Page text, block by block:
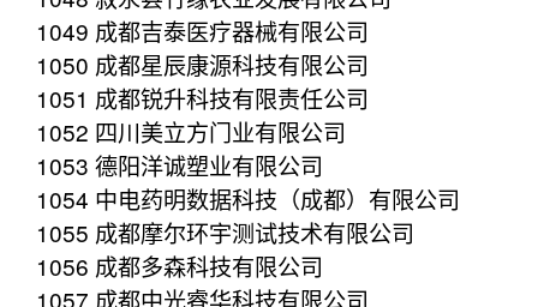
1049 成都吉泰医疗器械有限公司
1050 成都星辰康源科技有限公司
1051 成都锐升科技有限责任公司
1052 四川美立方门业有限公司
1053 德阳洋诚塑业有限公司
1054 中电药明数据科技（成都）有限公司
1055 成都摩尔环宇测试技术有限公司
1056 成都多森科技有限公司
1057 成都中光睿华科技有限公司